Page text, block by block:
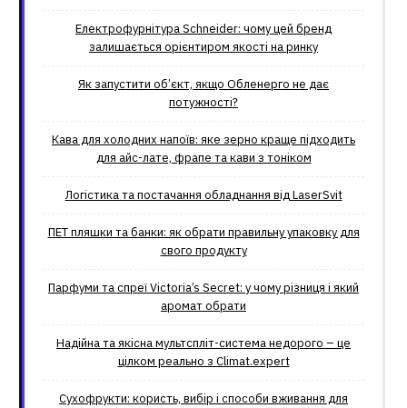
Електрофурнітура Schneider: чому цей бренд
залишається орієнтиром якості на ринку
Як запустити об’єкт, якщо Обленерго не дає
потужності?
Кава для холодних напоїв: яке зерно краще підходить
для айс-лате, фрапе та кави з тоніком
Логістика та постачання обладнання від LaserSvit
ПЕТ пляшки та банки: як обрати правильну упаковку для
свого продукту
Парфуми та спреї Victoria’s Secret: у чому різниця і який
аромат обрати
Надійна та якісна мультспліт-система недорого – це
цілком реально з Climat.еxpert
Сухофрукти: користь, вибір і способи вживання для